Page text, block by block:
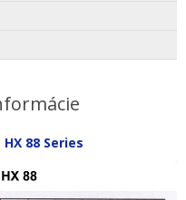
88 Series